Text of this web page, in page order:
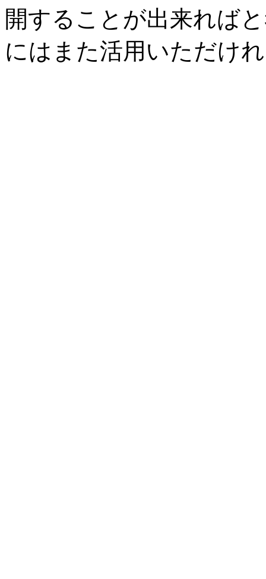
開することが出来れば
にはまた活用いただけ